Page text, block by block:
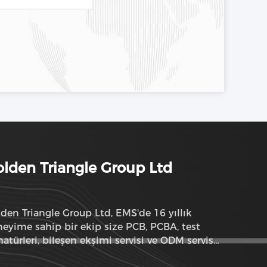
Triangle Group Ltd
Triangle Group Ltd, EMS'de 16 yıllık
sahip bir ekip size PCB, PCBA, test
bileşen ekşimi servisi ve ODM servisi